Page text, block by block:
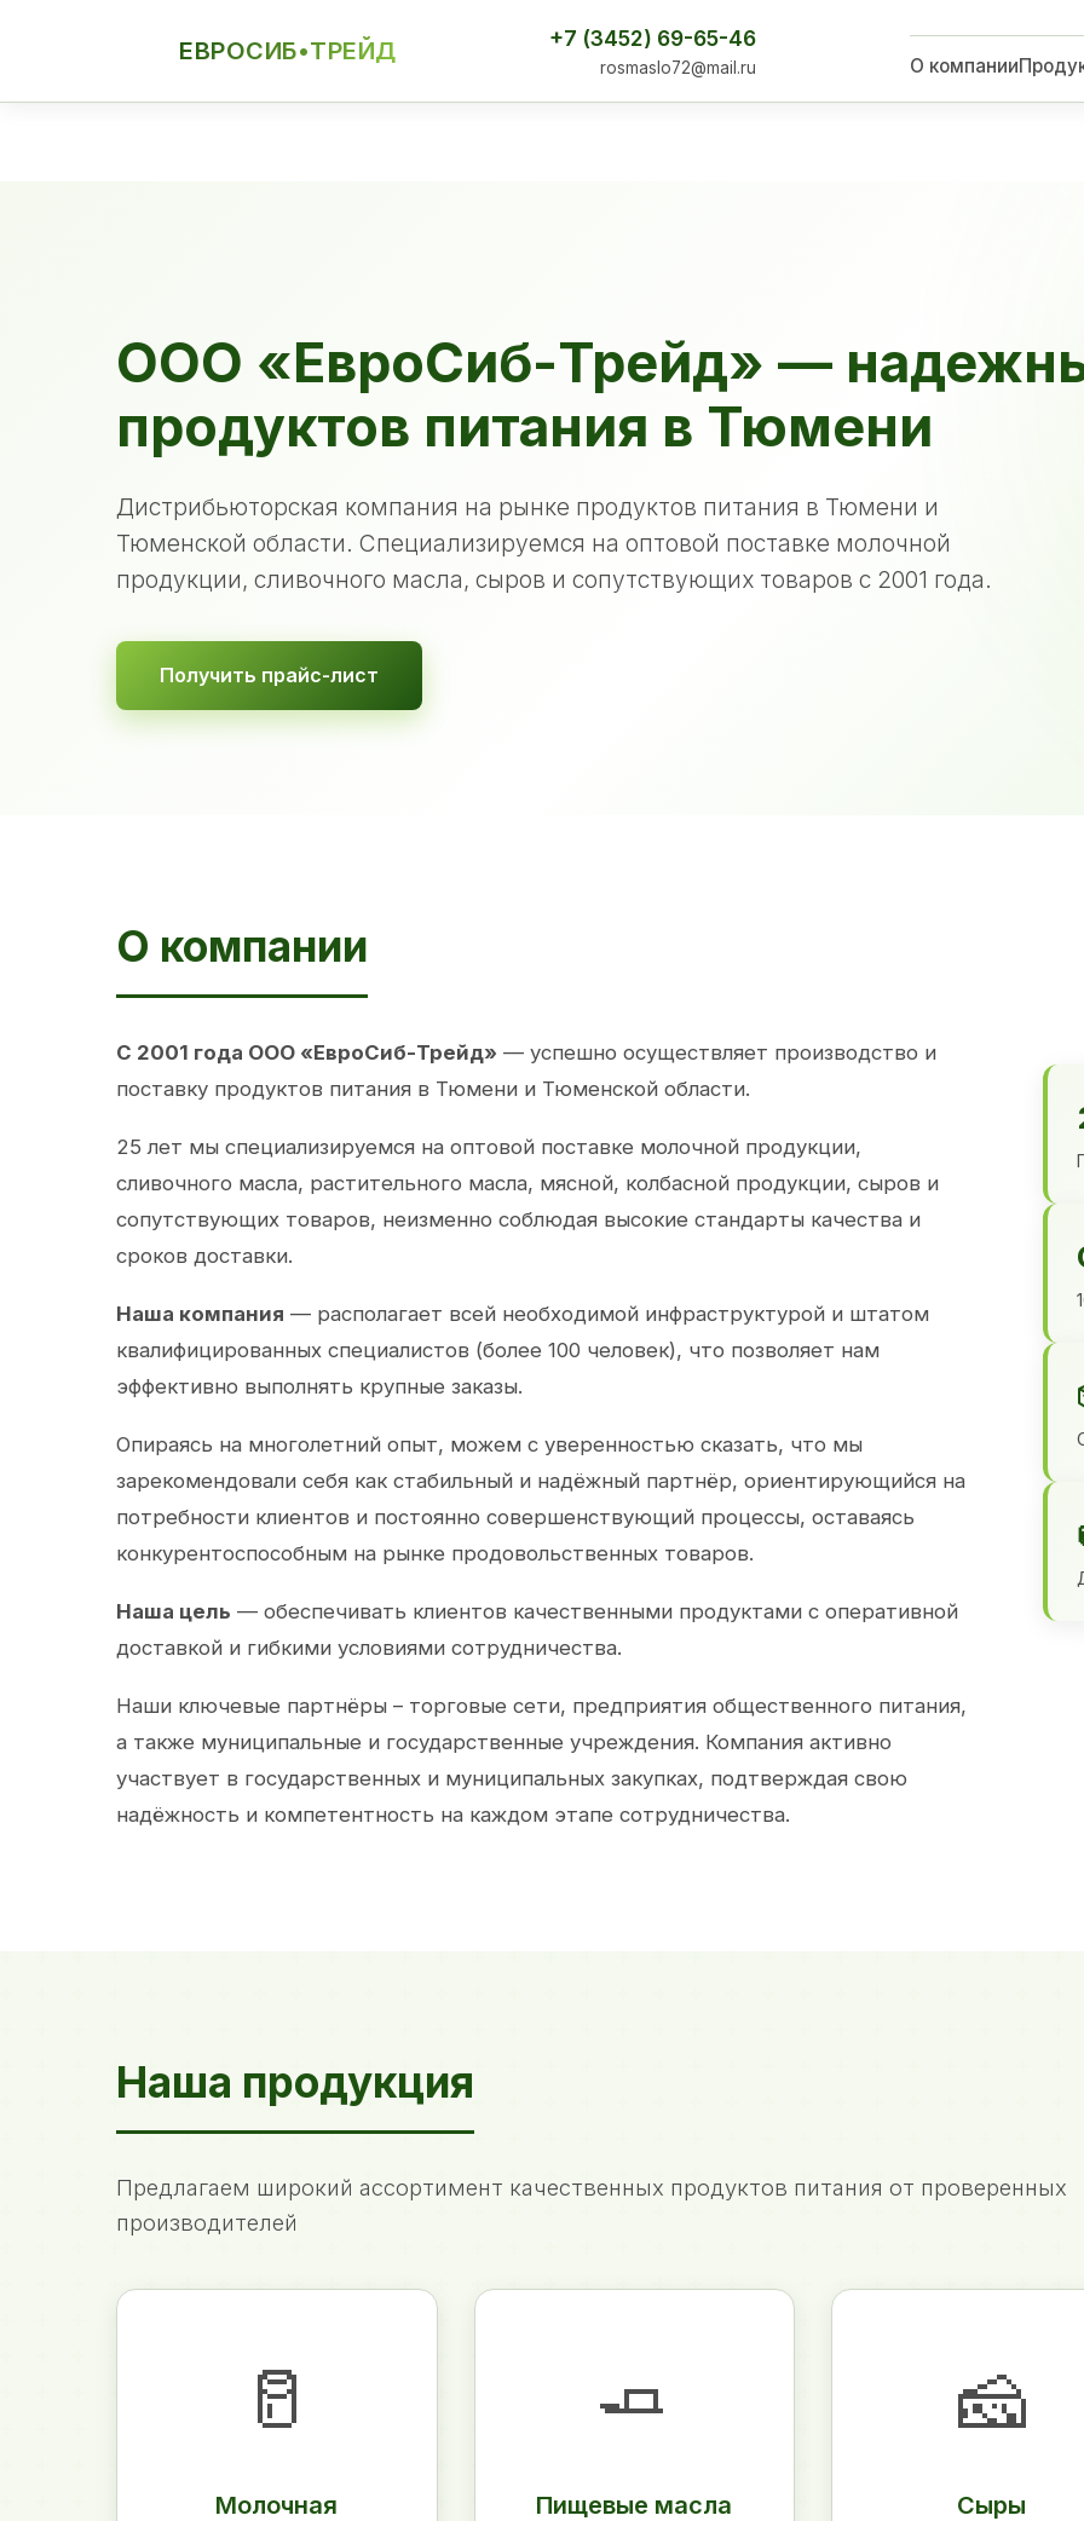
ЕВРОСИБ•ТРЕЙД +7 (3452) 69-65-46
rosmaslo72@mail.ru О компании
ООО «ЕвроСиб-Трейд» —
продуктов питания в Тюмени
Дистрибьюторская компания на рынке продуктов питания в Тюмени и
Тюменской области. Специализируемся на оптовой поставке молочной
продукции, сливочного масла, сыров и сопутствующих товаров с 2001 года.
Получить прайс-лист
О компании
С 2001 года ООО «ЕвроСиб-Трейд» — успешно осуществляет производство и
поставку продуктов питания в Тюмени и Тюменской области.
25 лет мы специализируемся на оптовой поставке молочной продукции,
сливочного масла, растительного масла, мясной, колбасной продукции, сыров и
сопутствующих товаров, неизменно соблюдая высокие стандарты качества и
сроков доставки.
Наша компания — располагает всей необходимой инфраструктурой и штатом
квалифицированных специалистов (более 100 человек), что позволяет нам
эффективно выполнять крупные заказы.
Опираясь на многолетний опыт, можем с уверенностью сказать, что мы
зарекомендовали себя как стабильный и надёжный партнёр, ориентирующийся на
потребности клиентов и постоянно совершенствующий процессы, оставаясь
конкурентоспособным на рынке продовольственных товаров.
Наша цель — обеспечивать клиентов качественными продуктами с оперативной
доставкой и гибкими условиями сотрудничества.
Наши ключевые партнёры – торговые сети, предприятия общественного питания,
а также муниципальные и государственные учреждения. Компания активно
участвует в государственных и муниципальных закупках, подтверждая свою
надёжность и компетентность на каждом этапе сотрудничества.
Наша продукция
Предлагаем широкий ассортимент качественных продуктов питания от проверенных
производителей
🥛
Молочная
🧈
Пищевые масла
🧀
Сыры